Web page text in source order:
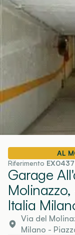
AL
Riferimento
Garage
Italia
Via del
Milano -